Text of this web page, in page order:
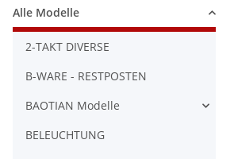
Alle Modelle
2-TAKT DIVERSE
B-WARE - RESTPOSTEN
BAOTIAN Modelle
BELEUCHTUNG